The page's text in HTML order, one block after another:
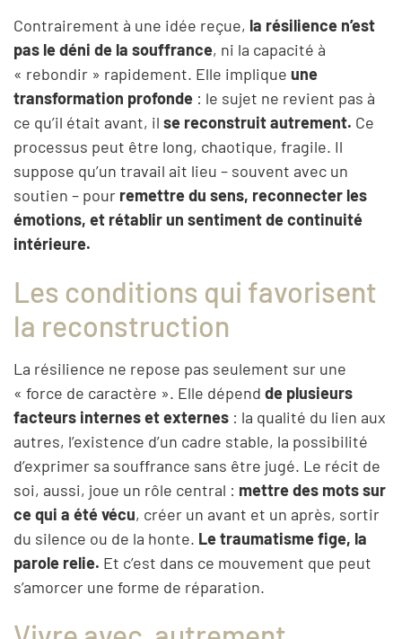
Contrairement à une idée reçue, la résilience n’est
pas le déni de la souffrance, ni la capacité à
« rebondir » rapidement. Elle implique une
transformation profonde : le sujet ne revient pas à
ce qu’il était avant, il se reconstruit autrement. Ce
processus peut être long, chaotique, fragile. Il
suppose qu’un travail ait lieu – souvent avec un
soutien – pour remettre du sens, reconnecter les
émotions, et rétablir un sentiment de continuité
intérieure.
Les conditions qui favorisent
la reconstruction
La résilience ne repose pas seulement sur une
« force de caractère ». Elle dépend de plusieurs
facteurs internes et externes : la qualité du lien aux
autres, l’existence d’un cadre stable, la possibilité
d’exprimer sa souffrance sans être jugé. Le récit de
soi, aussi, joue un rôle central : mettre des mots sur
ce qui a été vécu, créer un avant et un après, sortir
du silence ou de la honte. Le traumatisme fige, la
parole relie. Et c’est dans ce mouvement que peut
s’amorcer une forme de réparation.